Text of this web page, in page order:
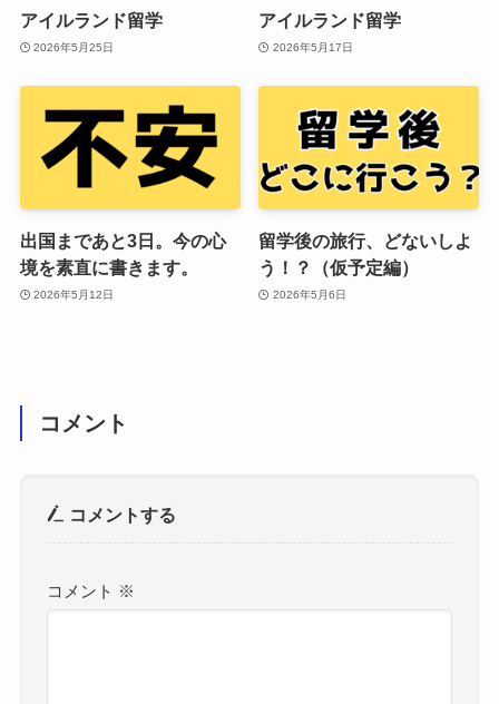
アイルランド留学
2026年5月25日
アイルランド留学
2026年5月17日
出国まであと3日。今の心
境を素直に書きます。
2026年5月12日
留学後の旅行、どないしよ
う！？（仮予定編）
2026年5月6日
コメント
コメントする
コメント ※